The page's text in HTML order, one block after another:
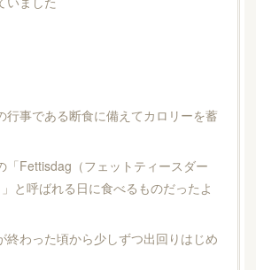
行事である断食に備えてカロリーを蓄
「Fettisdag（フェットティースダー
と呼ばれる日に食べるものだったよ
終わった頃から少しずつ出回りはじめ